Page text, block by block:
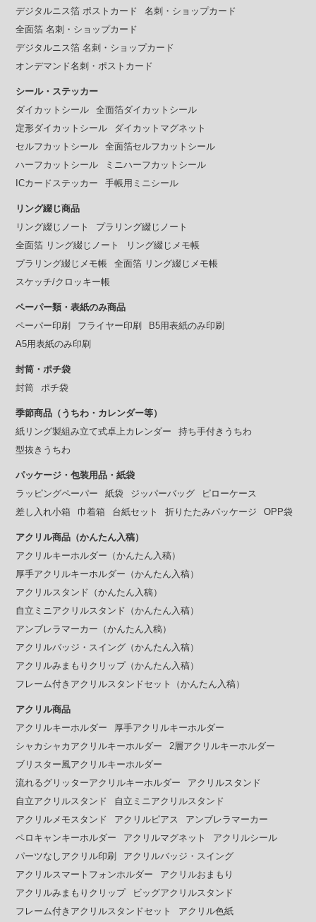
デジタルニス箔 ポストカード
名刺・ショップカード
全面箔 名刺・ショップカード
デジタルニス箔 名刺・ショップカード
オンデマンド名刺・ポストカード
シール・ステッカー
ダイカットシール
全面箔ダイカットシール
定形ダイカットシール
ダイカットマグネット
セルフカットシール
全面箔セルフカットシール
ハーフカットシール
ミニハーフカットシール
ICカードステッカー
手帳用ミニシール
リング綴じ商品
リング綴じノート
プラリング綴じノート
全面箔 リング綴じノート
リング綴じメモ帳
プラリング綴じメモ帳
全面箔 リング綴じメモ帳
スケッチ/クロッキー帳
ペーパー類・表紙のみ商品
ペーパー印刷
フライヤー印刷
B5用表紙のみ印刷
A5用表紙のみ印刷
封筒・ポチ袋
封筒
ポチ袋
季節商品（うちわ・カレンダー等）
紙リング製組み立て式卓上カレンダー
持ち手付きうちわ
型抜きうちわ
パッケージ・包装用品・紙袋
ラッピングペーパー
紙袋 ジッパーバッグ
ピローケース
差し入れ小箱
巾着箱 台紙セット 折りたたみパッケージ OPP袋
アクリル商品（かんたん入稿）
アクリルキーホルダー（かんたん入稿）
厚手アクリルキーホルダー（かんたん入稿）
アクリルスタンド（かんたん入稿）
自立ミニアクリルスタンド（かんたん入稿）
アンブレラマーカー（かんたん入稿）
アクリルバッジ・スイング（かんたん入稿）
アクリルみまもりクリップ（かんたん入稿）
フレーム付きアクリルスタンドセット（かんたん入稿）
アクリル商品
アクリルキーホルダー
厚手アクリルキーホルダー
シャカシャカアクリルキーホルダー
2層アクリルキーホルダー
ブリスター風アクリルキーホルダー
流れるグリッターアクリルキーホルダー
アクリルスタンド
自立アクリルスタンド
自立ミニアクリルスタンド
アクリルメモスタンド
アクリルピアス
アンブレラマーカー
ペロキャンキーホルダー
アクリルマグネット
アクリルシール
パーツなしアクリル印刷
アクリルバッジ・スイング
アクリルスマートフォンホルダー
アクリルおまもり
アクリルみまもりクリップ
ビッグアクリルスタンド
フレーム付きアクリルスタンドセット
アクリル色紙